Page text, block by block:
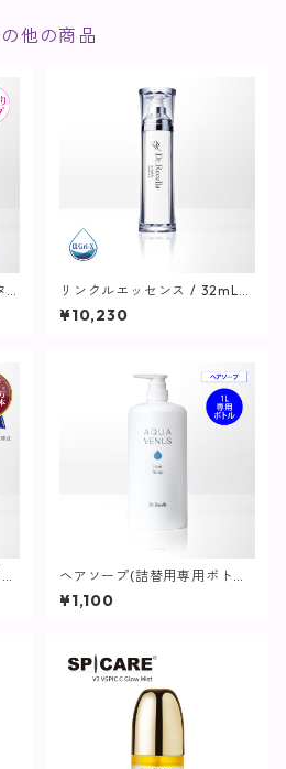
他の商品
リンクルエッセンス / 32mLリ
フィル+専用ボトル【美容液】
¥10,230
ヘアソープ(詰替用専用ボトル)
/ 1L用【ヘア・ボディ】
¥1,100